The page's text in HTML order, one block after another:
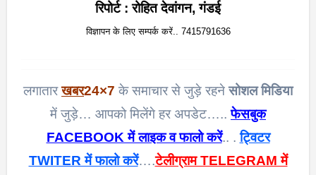
रिपोर्ट : रोहित देवांगन, गंडई
विज्ञापन के लिए सम्पर्क करें.. 7415791636
लगातारखबर24×7 के समाचार से जुड़े रहनेसोशल मिडिया
में जुड़े… आपको मिलेंगे हर अपडेट…..फेसबुक
FACEBOOK में लाइक व फालो करें.. .ट्विटर
TWITER में फालो करें….टेलीग्राम TELEGRAM में